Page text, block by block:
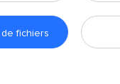
fichiers